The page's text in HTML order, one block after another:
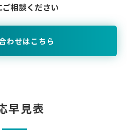
相談ください
わせはこちら
早見表